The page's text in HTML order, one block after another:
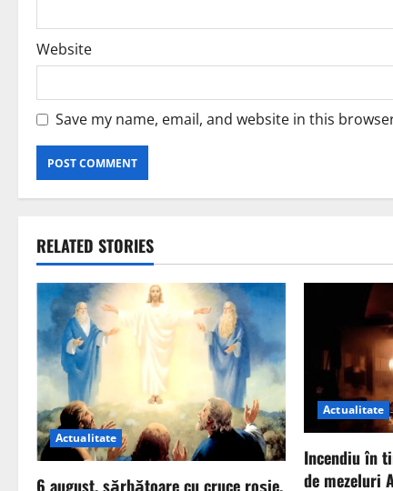
Website
Save my name, email, and website in this
RELATED STORIES
Actualitate
6 august, sărbătoare cu cruce roșie.
Actualitate
Incendiu în
de mezeluri